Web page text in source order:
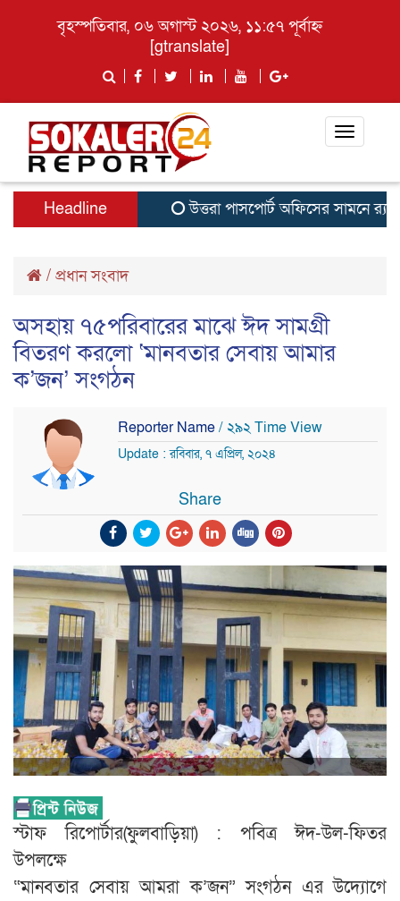
বৃহস্পতিবার, ০৬ অগাস্ট ২০২৬, ১১:৫৭ পূর্বাহ্ন
[gtranslate]
Toggle
Headline উত্তরা পাসপোর্ট অফিসের সামনে
/ প্রধান সংবাদ
অসহায় ৭৫পরিবারের মাঝে ঈদ সামগ্রী
বিতরণ করলো ‘মানবতার সেবায় আমার
ক’জন’ সংগঠন
Reporter Name/ ২৯২ Time View
Update : রবিবার, ৭ এপ্রিল, ২০২৪
Share
স্টাফ রিপোর্টার(ফুলবাড়িয়া) : পবিত্র ঈদ-উল-ফিতর
উপলক্ষে
“মানবতার সেবায় আমরা ক’জন” সংগঠন এর উদ্যোগে